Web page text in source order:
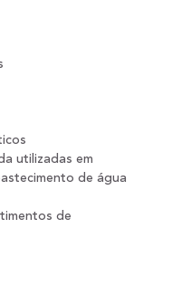
utilizadas em
de água
de